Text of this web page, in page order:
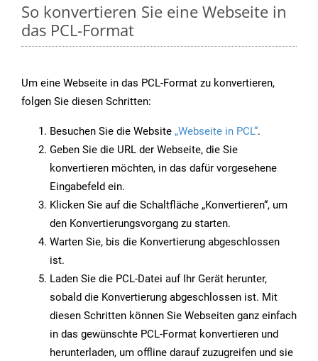
So konvertieren Sie eine Webseite in
das PCL-Format
Um eine Webseite in das PCL-Format zu konvertieren,
folgen Sie diesen Schritten:
Besuchen Sie die Website „Webseite in PCL“.
Geben Sie die URL der Webseite, die Sie
konvertieren möchten, in das dafür vorgesehene
Eingabefeld ein.
Klicken Sie auf die Schaltfläche „Konvertieren“, um
den Konvertierungsvorgang zu starten.
Warten Sie, bis die Konvertierung abgeschlossen
ist.
Laden Sie die PCL-Datei auf Ihr Gerät herunter,
sobald die Konvertierung abgeschlossen ist. Mit
diesen Schritten können Sie Webseiten ganz einfach
in das gewünschte PCL-Format konvertieren und
herunterladen, um offline darauf zuzugreifen und sie